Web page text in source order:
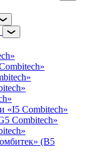
«I5 Combitech»
Combitech»
(B5